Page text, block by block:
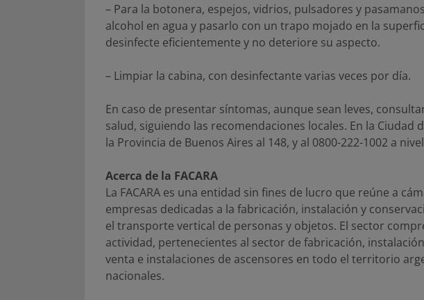
– Para la botonera, espejos, vidrios, pulsadores y
alcohol en agua y pasarlo con un trapo mojado en la
desinfecte eficientemente y no deteriore su aspecto.
– Limpiar la cabina, con desinfectante varias veces por día.
En caso de presentar síntomas, aunque sean leves,
salud, siguiendo las recomendaciones locales. En la Ciudad
la Provincia de Buenos Aires al 148, y al 0800-222-1002 a
Acerca de la FACARA
La FACARA es una entidad sin fines de lucro que reúne a
empresas dedicadas a la fabricación, instalación y
el transporte vertical de personas y objetos. El sector
actividad, pertenecientes al sector de fabricación,
venta e instalaciones de ascensores en todo el territorio
nacionales.